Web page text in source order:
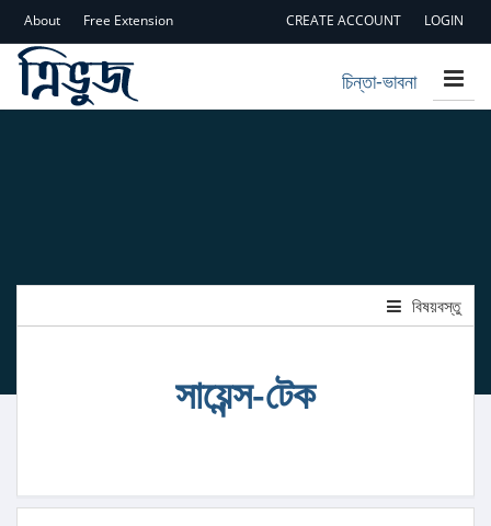
CREATE ACCOUNT LOGIN
About Free Extension
চিন্তা-ভাবনা
বিষয়বস্তু
সায়েন্স-টেক